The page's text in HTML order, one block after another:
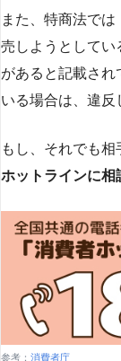
また、特商法で
売しようとしてい
があると記載され
いる場合は、違反
もし、それでも相
ホットラインに相
参考： 消費者庁